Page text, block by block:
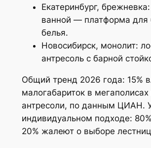
Екатеринбург,
ванной — платформа для
белья.
Новосибирск, монолит:
антресоль с барной
Общий тренд 2026 года: 15%
малогабариток в
антресоли, по данным ЦИАН.
индивидуальном подходе:
20% жалеют о выборе